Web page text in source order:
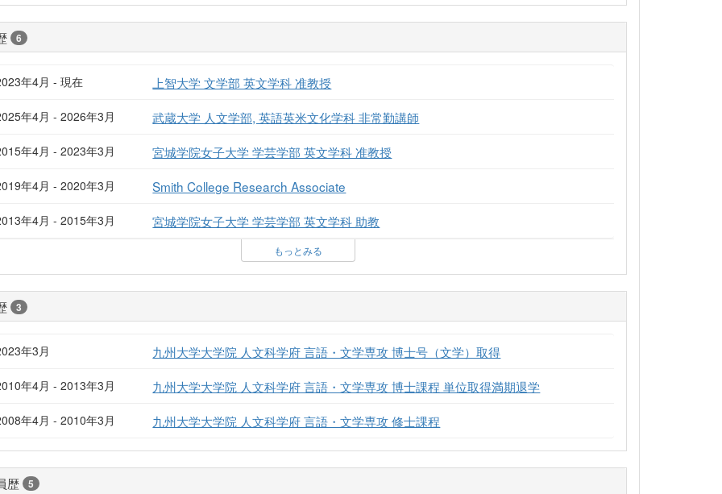
6
年4月 - 現在 上智大学 文学部 英文学科 准教授
年4月 - 2026年3月 武蔵大学 人文学部, 英語英米文化学科 非常勤講師
年4月 - 2023年3月 宮城学院女子大学 学芸学部 英文学科 准教授
年4月 - 2020年3月 Smith College Research Associate
年4月 - 2015年3月 宮城学院女子大学 学芸学部 英文学科 助教
もっとみる
3
年3月 九州大学大学院 人文科学府 言語・文学専攻 博士号（文学）取得
年4月 - 2013年3月 九州大学大学院 人文科学府 言語・文学専攻 博士課程 単位取得満期退学
年4月 - 2010年3月 九州大学大学院 人文科学府 言語・文学専攻 修士課程
歴 5